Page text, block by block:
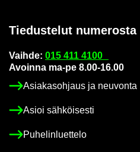
Tie­dus­te­lut nu­me­ros­ta
Vaih­de: 015 411 4100
Avoin­na ma-pe 8.00-16.00
Asia­kas­oh­jaus ja neu­von­ta
Asioi säh­köi­ses­ti
Pu­he­lin­luet­te­lo